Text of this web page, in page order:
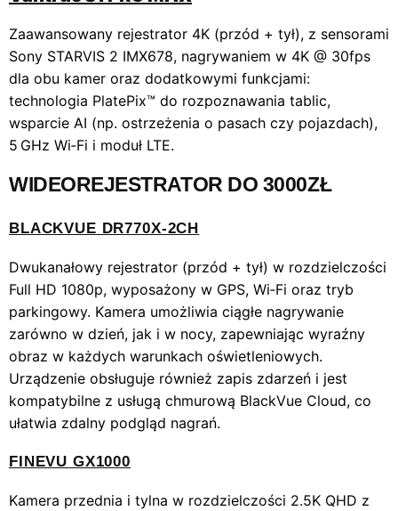
Zaawansowany rejestrator 4K (przód + tył), z sensorami
Sony STARVIS 2 IMX678, nagrywaniem w 4K @ 30fps
dla obu kamer oraz dodatkowymi funkcjami:
technologia PlatePix™ do rozpoznawania tablic,
wsparcie AI (np. ostrzeżenia o pasach czy pojazdach),
5 GHz Wi‑Fi i moduł LTE.
WIDEOREJESTRATOR DO 3000ZŁ
BLACKVUE DR770X‑2CH
Dwukanałowy rejestrator (przód + tył) w rozdzielczości
Full HD 1080p, wyposażony w GPS, Wi‑Fi oraz tryb
parkingowy. Kamera umożliwia ciągłe nagrywanie
zarówno w dzień, jak i w nocy, zapewniając wyraźny
obraz w każdych warunkach oświetleniowych.
Urządzenie obsługuje również zapis zdarzeń i jest
kompatybilne z usługą chmurową BlackVue Cloud, co
ułatwia zdalny podgląd nagrań.
FINEVU GX1000
Kamera przednia i tylna w rozdzielczości 2.5K QHD z